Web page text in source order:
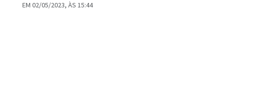
EM 02/05/2023, ÀS 15:44